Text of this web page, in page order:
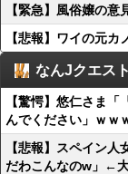
【緊急】風俗嬢の
【悲報】ワイの元カ
なんJクエスト
【驚愕】悠仁さま
んでください」ｗｗ
【悲報】スペイン
だわこんなのw」←